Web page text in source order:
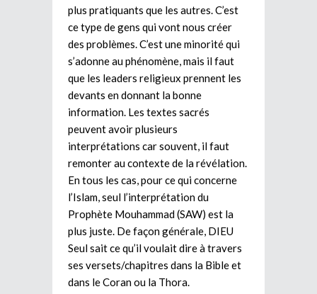
plus pratiquants que les autres. C’est
ce type de gens qui vont nous créer
des problèmes. C’est une minorité qui
s’adonne au phénomène, mais il faut
que les leaders religieux prennent les
devants en donnant la bonne
information. Les textes sacrés
peuvent avoir plusieurs
interprétations car souvent, il faut
remonter au contexte de la révélation.
En tous les cas, pour ce qui concerne
l’Islam, seul l’interprétation du
Prophète Mouhammad (SAW) est la
plus juste. De façon générale, DIEU
Seul sait ce qu’il voulait dire à travers
ses versets/chapitres dans la Bible et
dans le Coran ou la Thora.